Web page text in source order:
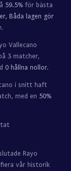
59.5% för bästa
Båda lagen gör
.
Vallecano
3 matcher,
0 hållna nollor.
i snitt haft
med en 50%
Rayo
vår historik